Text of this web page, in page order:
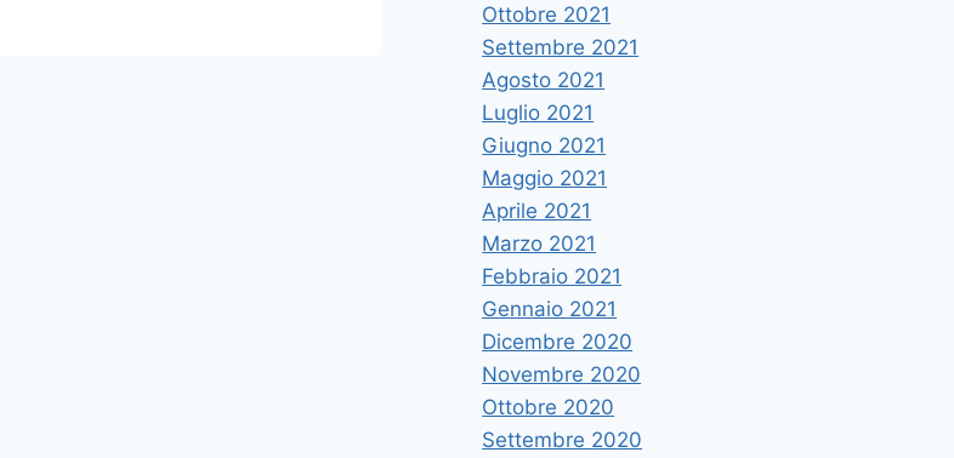
Ottobre 2021
Settembre 2021
Agosto 2021
Luglio 2021
Giugno 2021
Maggio 2021
Aprile 2021
Marzo 2021
Febbraio 2021
Gennaio 2021
Dicembre 2020
Novembre 2020
Ottobre 2020
Settembre 2020